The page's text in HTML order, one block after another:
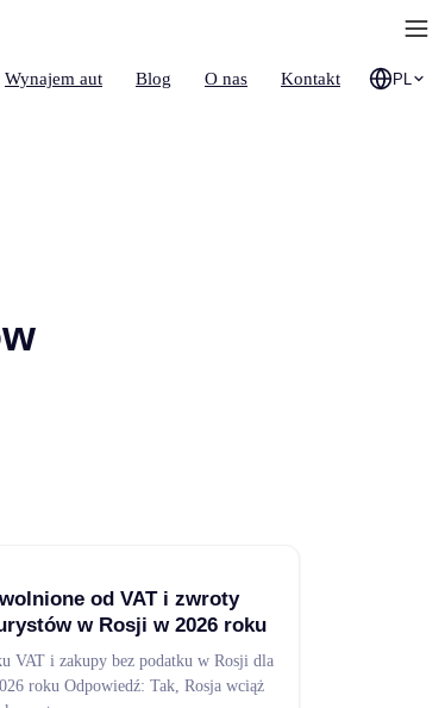
Wynajem aut Blog O nas Kontakt PL
od VAT i zwroty
w Rosji w 2026 roku
VAT i zakupy bez podatku w Rosji dla
roku Odpowiedź: Tak, Rosja wciąż